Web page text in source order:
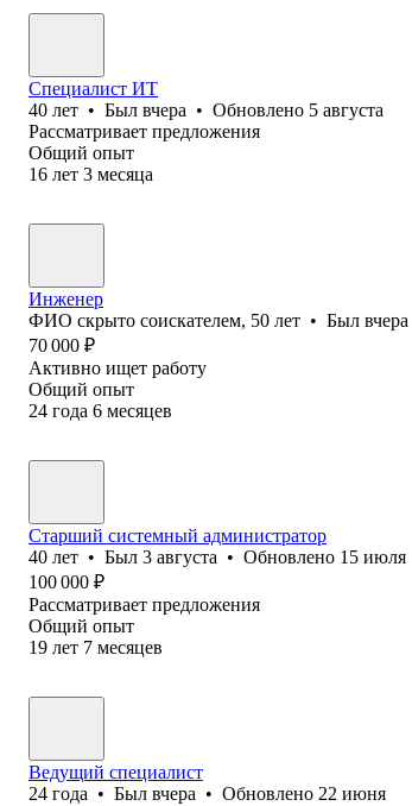
Специалист ИТ
40 лет • Был вчера • Обновлено 5 августа
Рассматривает предложения
Общий опыт
16 лет 3 месяца
Инженер
ФИО скрыто соискателем, 50 лет • Был вчера
70 000 ₽
Активно ищет работу
Общий опыт
24 года 6 месяцев
Старший системный администратор
40 лет • Был 3 августа • Обновлено 15 июля
100 000 ₽
Рассматривает предложения
Общий опыт
19 лет 7 месяцев
Ведущий специалист
24 года • Был вчера • Обновлено 22 июня